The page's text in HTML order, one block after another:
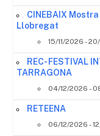
CINEBAIX
Llobregat
15/11/2026 -
REC- FESTIVAL
TARRAGONA
04/12/2026 -
RETEENA
06/12/2026 -